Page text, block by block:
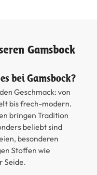
Gamsbock
bei Gamsbock?
Geschmack: von
bis frech-modern.
bringen Tradition
beliebt sind
besonderen
Stoffen wie
Seide.